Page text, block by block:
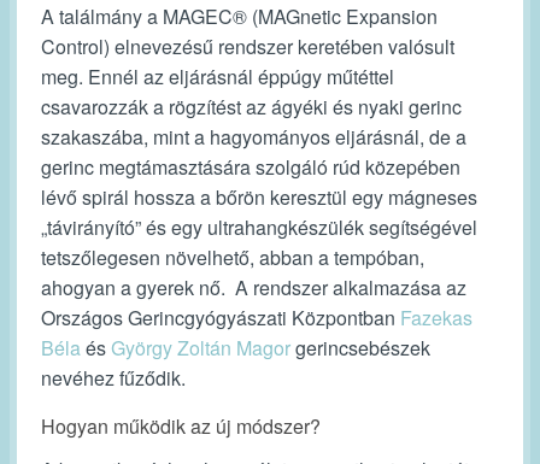
A találmány a MAGEC® (MAGnetic Expansion
Control) elnevezésű rendszer keretében valósult
meg. Ennél az eljárásnál éppúgy műtéttel
csavarozzák a rögzítést az ágyéki és nyaki gerinc
szakaszába, mint a hagyományos eljárásnál, de a
gerinc megtámasztására szolgáló rúd közepében
lévő spirál hossza a bőrön keresztül egy mágneses
„távirányító” és egy ultrahangkészülék segítségével
tetszőlegesen növelhető, abban a tempóban,
ahogyan a gyerek nő. A rendszer alkalmazása az
Országos Gerincgyógyászati Központban Fazekas
BélaésGyörgy Zoltán Magorgerincsebészek
nevéhez fűződik.
Hogyan működik az új módszer?